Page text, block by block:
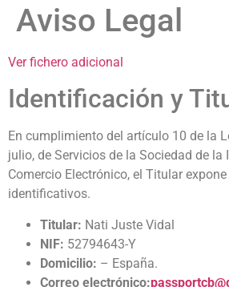
Aviso Legal
Ver fichero adicional
Identificación y
En cumplimiento del artículo 10 de la
julio, de Servicios de la Sociedad de
Comercio Electrónico, el Titular
identificativos.
Titular: Nati Juste Vidal
NIF: 52794643-Y
Domicilio: – España.
Correo electrónico: